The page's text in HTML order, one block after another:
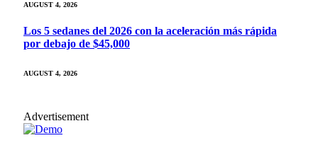
AUGUST 4, 2026
Los 5 sedanes del 2026 con la aceleración más rápida
por debajo de $45,000
AUGUST 4, 2026
Advertisement